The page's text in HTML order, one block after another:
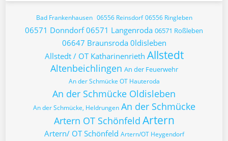
Bad Frankenhausen 06556 Reinsdorf 06556 Ringleben
06571 Donndorf 06571 Langenroda 06571 Roßleben
06647 Braunsroda 0ldisleben
Allstedt / OT Katharinenrieth Allstedt
Altenbeichlingen An der Feuerwehr
An der Schmücke OT Hauteroda
An der Schmücke Oldisleben
An der Schmücke, Heldrungen An der Schmücke
Artern OT Schönfeld Artern
Artern/ OT Schönfeld Artern/OT Heygendorf